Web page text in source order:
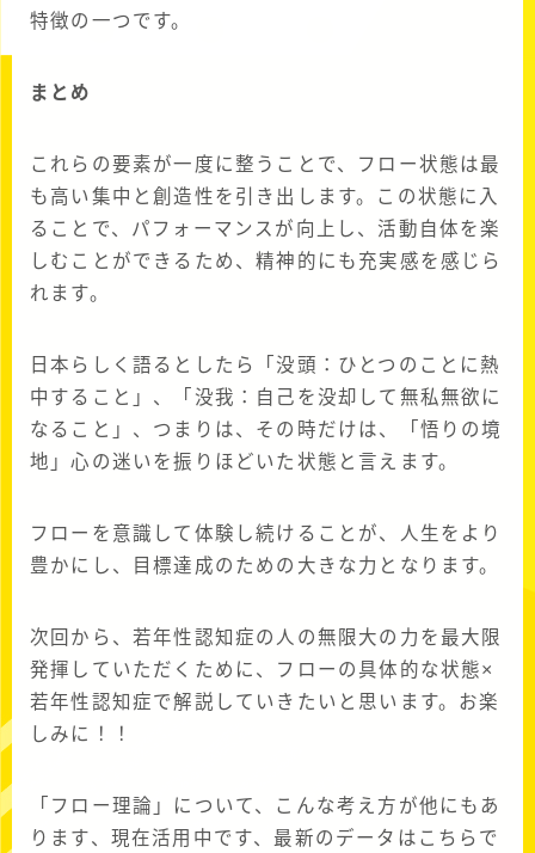
特徴の一つです。
まとめ
これらの要素が一度に整うことで、フロー状態は最
も高い集中と創造性を引き出します。この状態に入
ることで、パフォーマンスが向上し、活動自体を楽
しむことができるため、精神的にも充実感を感じら
れます。
日本らしく語るとしたら「没頭：ひとつのことに熱
中すること」、「没我：自己を没却して無私無欲に
なること」、つまりは、その時だけは、「悟りの境
地」心の迷いを振りほどいた状態と言えます。
フローを意識して体験し続けることが、人生をより
豊かにし、目標達成のための大きな力となります。
次回から、若年性認知症の人の無限大の力を最大限
発揮していただくために、フローの具体的な状態×
若年性認知症で解説していきたいと思います。お楽
しみに！！
「フロー理論」について、こんな考え方が他にもあ
ります、現在活用中です、最新のデータはこちらで